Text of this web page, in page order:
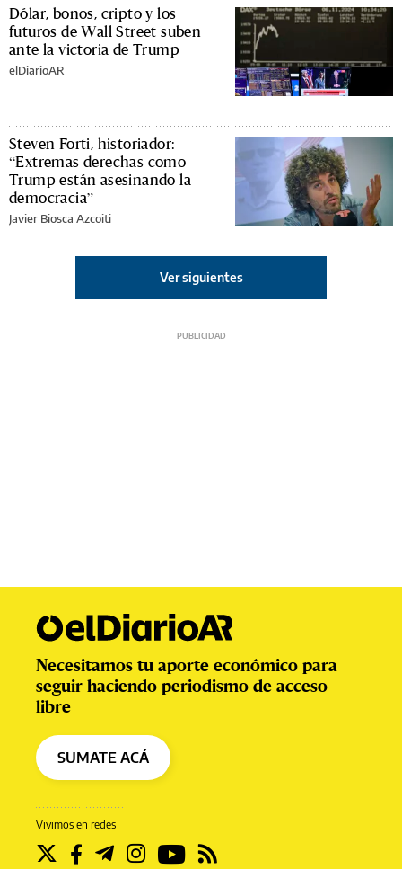
Dólar, bonos, cripto y los
futuros de Wall Street suben
ante la victoria de Trump
elDiarioAR
Steven Forti, historiador:
“Extremas derechas como
Trump están asesinando la
democracia”
Javier Biosca Azcoiti
Ver siguientes
Vivimos en redes
Necesitamos tu aporte económico para
seguir haciendo periodismo de acceso
libre
SUMATE ACÁ